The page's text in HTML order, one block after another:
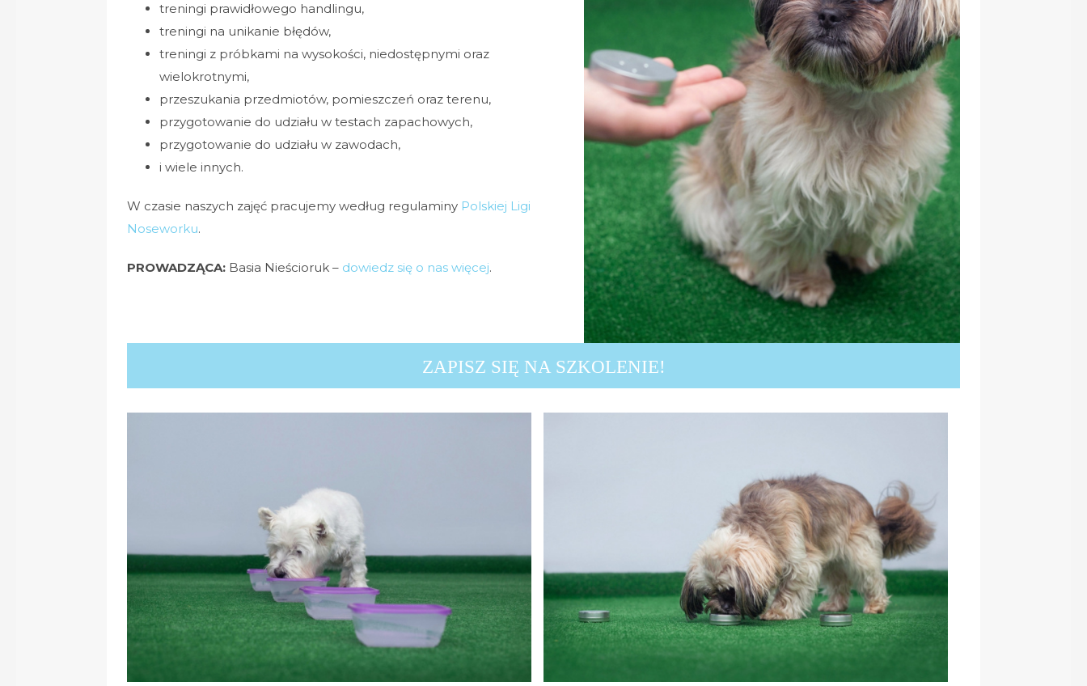
treningi prawidłowego handlingu,
treningi na unikanie błędów,
treningi z próbkami na wysokości, niedostępnymi oraz
wielokrotnymi,
przeszukania przedmiotów, pomieszczeń oraz terenu,
przygotowanie do udziału w testach zapachowych,
przygotowanie do udziału w zawodach,
i wiele innych.
W czasie naszych zajęć pracujemy według regulaminy Polskiej Ligi
Noseworku.
PROWADZĄCA: Basia Nieścioruk – dowiedz się o nas więcej.
ZAPISZ SIĘ NA SZKOLENIE!